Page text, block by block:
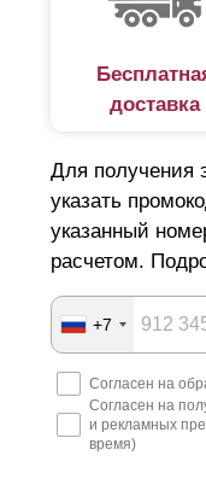
доставка
Для получения
указать
указанный
расчетом.
+7
Согласен на
Согласен на
и рекламных
время)